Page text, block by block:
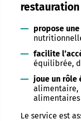
propose
facilite
équilibrée,
joue un rôle
alimentaire,
alimentaires
Le service est